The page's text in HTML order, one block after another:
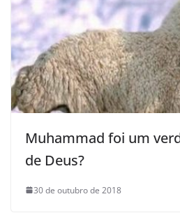
Muhammad foi um
de Deus?
30 de outubro de 2018